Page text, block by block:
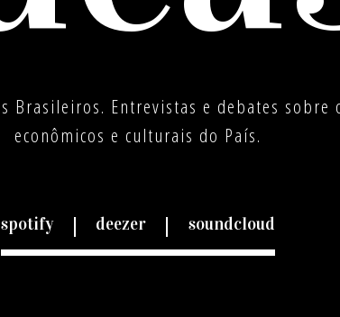
Brasileiros. Entrevistas e debates
econômicos e culturais do País.
spotify deezer soundcloud